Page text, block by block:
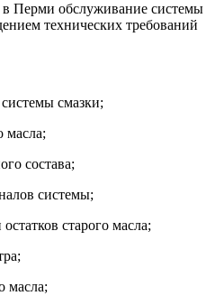
Перми обслуживание системы
технических требований
смазки;
масла;
состава;
системы;
старого масла;
масла;